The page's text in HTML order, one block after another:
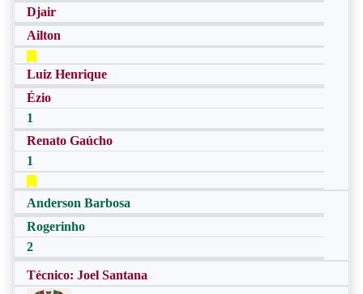
Djair
Ailton
Luiz Henrique
Ézio
1
Renato Gaúcho
1
Anderson Barbosa
Rogerinho
2
Técnico: Joel Santana